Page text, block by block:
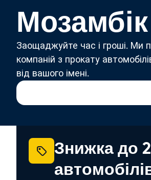
Заощаджуйте час і гроші. Ми
компаній з прокату
від вашого імені.
Знижка до